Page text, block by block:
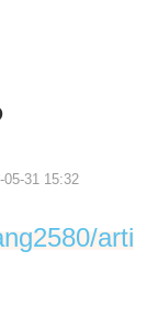
05-31 15:32
arti